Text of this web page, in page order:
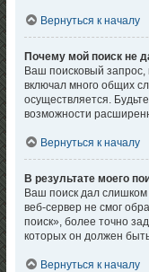
Вернуться к началу
Почему мой поиск не
Ваш поисковый
включал много общих
осуществляется.
возможности
Вернуться к началу
В результате моего
Ваш поиск дал слишком
веб-сервер не смог
поиск», более точно
которых он должен
Вернуться к началу